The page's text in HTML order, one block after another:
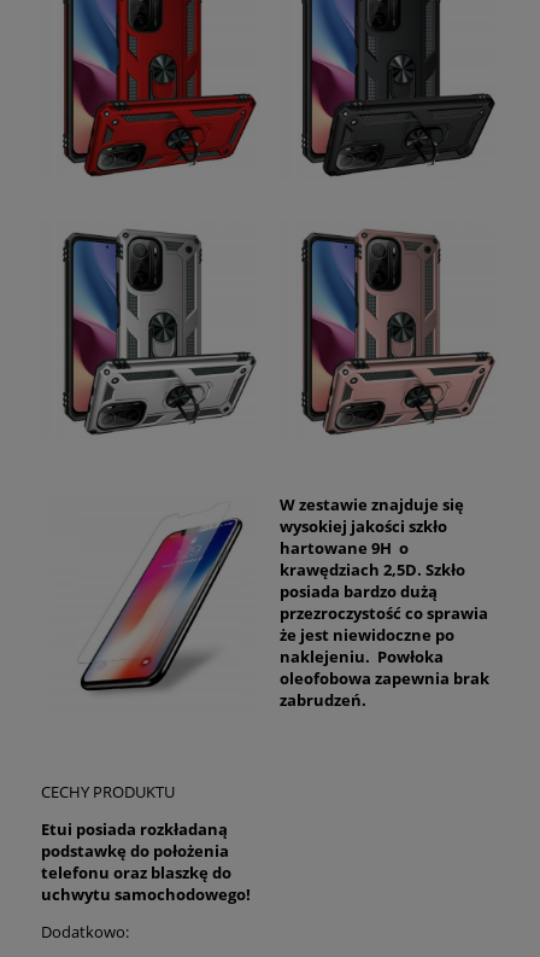
W zestawie znajduje się
wysokiej jakości szkło
hartowane 9H o
krawędziach 2,5D. Szkło
posiada bardzo dużą
przezroczystość co sprawia
że jest niewidoczne po
naklejeniu. Powłoka
oleofobowa zapewnia brak
zabrudzeń.
CECHY PRODUKTU
Etui posiada rozkładaną
podstawkę do położenia
telefonu oraz blaszkę do
uchwytu samochodowego!
Dodatkowo: